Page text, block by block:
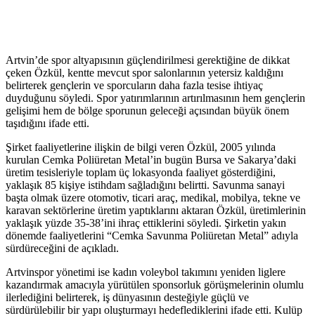
Artvin’de spor altyapısının güçlendirilmesi gerektiğine de dikkat
çeken Özkül, kentte mevcut spor salonlarının yetersiz kaldığını
belirterek gençlerin ve sporcuların daha fazla tesise ihtiyaç
duyduğunu söyledi. Spor yatırımlarının artırılmasının hem gençlerin
gelişimi hem de bölge sporunun geleceği açısından büyük önem
taşıdığını ifade etti.
Şirket faaliyetlerine ilişkin de bilgi veren Özkül, 2005 yılında
kurulan Cemka Poliüretan Metal’in bugün Bursa ve Sakarya’daki
üretim tesisleriyle toplam üç lokasyonda faaliyet gösterdiğini,
yaklaşık 85 kişiye istihdam sağladığını belirtti. Savunma sanayi
başta olmak üzere otomotiv, ticari araç, medikal, mobilya, tekne ve
karavan sektörlerine üretim yaptıklarını aktaran Özkül, üretimlerinin
yaklaşık yüzde 35-38’ini ihraç ettiklerini söyledi. Şirketin yakın
dönemde faaliyetlerini “Cemka Savunma Poliüretan Metal” adıyla
sürdüreceğini de açıkladı.
Artvinspor yönetimi ise kadın voleybol takımını yeniden liglere
kazandırmak amacıyla yürütülen sponsorluk görüşmelerinin olumlu
ilerlediğini belirterek, iş dünyasının desteğiyle güçlü ve
sürdürülebilir bir yapı oluşturmayı hedeflediklerini ifade etti. Kulüp